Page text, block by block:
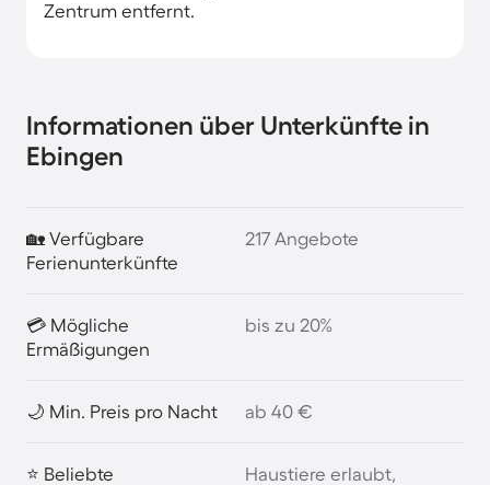
Zentrum entfernt.
Informationen über Unterkünfte in
Ebingen
🏡 Verfügbare
Ferienunterkünfte
217 Angebote
💳 Mögliche
Ermäßigungen
bis zu 20%
🌙 Min. Preis pro Nacht ab 40 €
⭐ Beliebte
Haustiere erlaubt,